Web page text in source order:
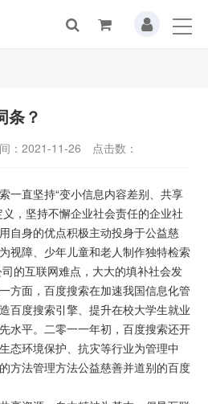
条？
：2021-11-26 点击数：
一直坚持“变小信息内容差别、共享
，坚持不懈企业社会责任的企业社
自身的优点积极主动投身于公益慈
视障、少年儿童和老人制作独特检索
的互联网难点，大大的填补社会发
方面，百度搜索在加速我国信息化管
百度搜索引擎、提升在校大学生就业
水平。二零一一年初，百度搜索还开
态环境保护、抗灾等行业为管理中
方法管理方法公益慈善并道别的百度